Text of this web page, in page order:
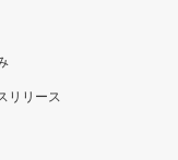
リリース